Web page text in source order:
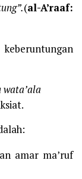
(al-A’raaf:
wata’ala
amar ma’ruf